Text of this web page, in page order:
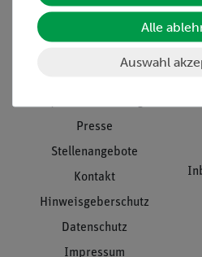
Informationen
Presse
Stellenangebote
Kontakt
Hinweisgeberschutz
Datenschutz
Impressum
Alle
Auswahl